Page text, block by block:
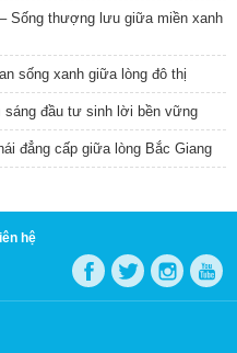
Sống thượng lưu giữa miền xanh
sống xanh giữa lòng đô thị
sáng đầu tư sinh lời bền vững
đẳng cấp giữa lòng Bắc Giang
hệ